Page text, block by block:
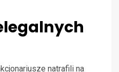
natrafili na